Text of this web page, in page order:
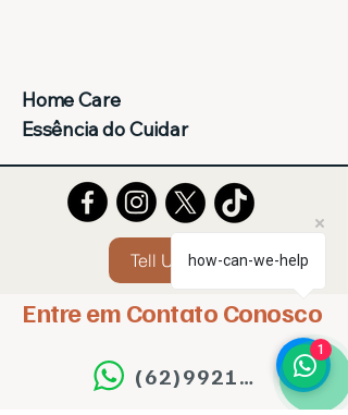
Home Care
Essência do Cuidar
Tell Us
Entre em Contato Conosco
(62)992143224
how-can-we-help
1